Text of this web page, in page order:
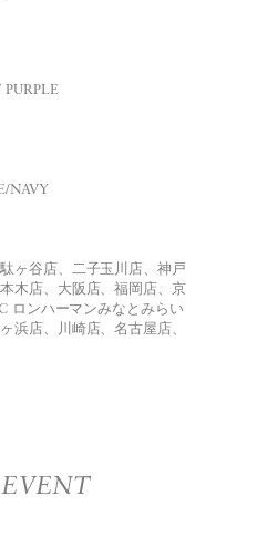
NAVY
ヶ谷店、二子玉川店、神戸
木店、大阪店、福岡店、京
ロンハーマンみなとみらい
浜店、川崎店、名古屋店、